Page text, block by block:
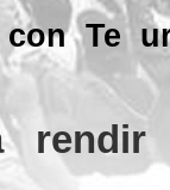
con Te